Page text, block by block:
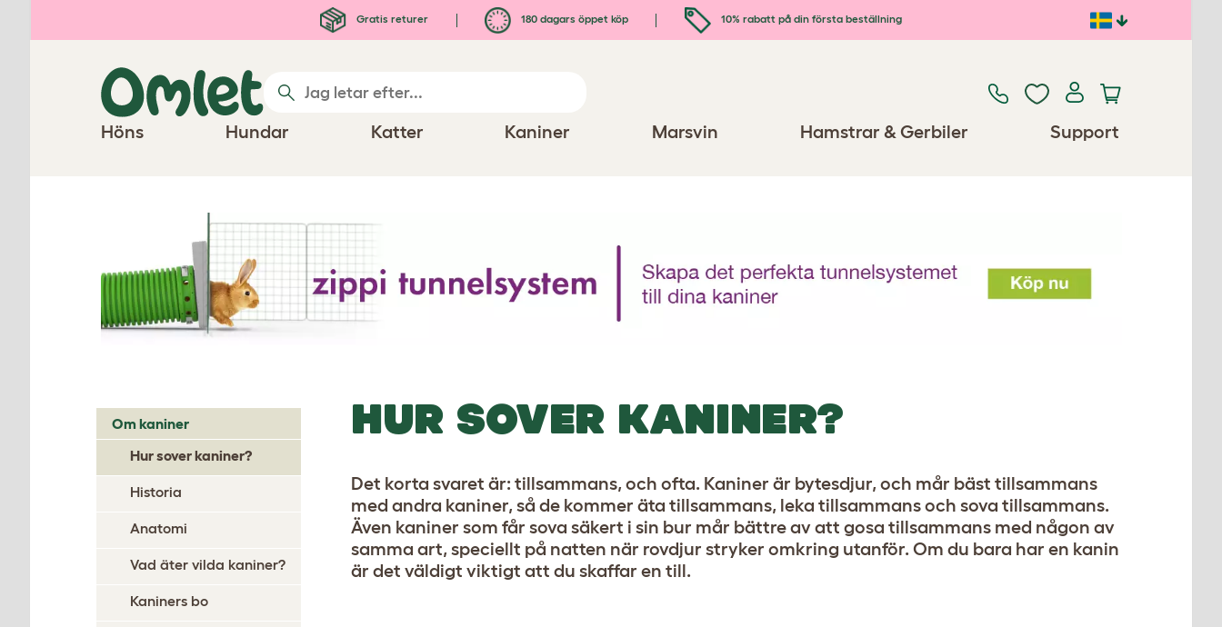
Gratis returer 180 dagars öppet köp 10% rabatt på din första beställning
Höns Hundar Katter Kaniner Marsvin Hamstrar & Gerbiler Support
Om kaniner
Hur sover kaniner?
Historia
Anatomi
Vad äter vilda kaniner?
Kaniners bo
HUR SOVER KANINER?
Det korta svaret är: tillsammans, och ofta. Kaniner är bytesdjur, och mår bäst tillsammans
med andra kaniner, så de kommer äta tillsammans, leka tillsammans och sova tillsammans.
Även kaniner som får sova säkert i sin bur mår bättre av att gosa tillsammans med någon av
samma art, speciellt på natten när rovdjur stryker omkring utanför. Om du bara har en kanin
är det väldigt viktigt att du skaffar en till.